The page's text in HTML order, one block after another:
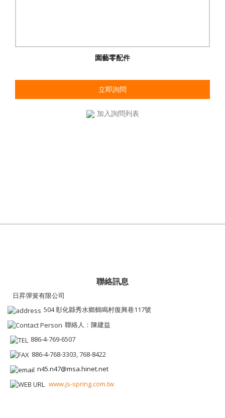
園藝零配件
立即詢問
加入詢問列表
聯絡訊息
日昇彈簧有限公司
504 彰化縣秀水鄉鶴鳴村復興巷117號
聯絡人：陳建益
886-4-769-6507
886-4-768-3303, 768-8422
n45.n47@msa.hinet.net
www.js-spring.com.tw